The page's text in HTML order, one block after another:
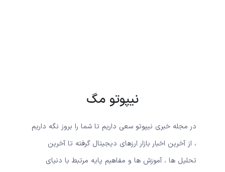
نیپوتو مگ
در مجله خبری نیپوتو سعی داریم تا شما را بروز نگه داریم
، از آخرین اخبار بازار ارزهای دیجیتال گرفته تا آخرین
تحلیل ها ، آموزش ها و مفاهیم پایه مرتبط با دنیای